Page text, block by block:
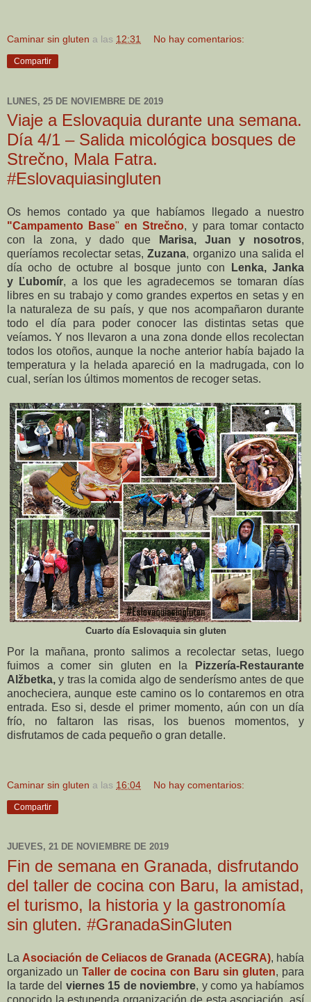
Caminar sin gluten a las 12:31 No hay comentarios:
Compartir
LUNES, 25 DE NOVIEMBRE DE 2019
Viaje a Eslovaquia durante una semana.
Día 4/1 – Salida micológica bosques de
Strečno, Mala Fatra.
#Eslovaquiasingluten
Os hemos contado ya que habíamos llegado a nuestro
"Campamento Base"en Strečno, y para tomar contacto
con la zona, y dado que
Marisa, Juan y nosotros,
queríamos recolectar setas,Zuzana, organizo una salida el
día ocho de octubre al bosque junto con
Lenka, Janka
y Ľubomír, a los que les agradecemos se tomaran días
libres en su trabajo y como grandes expertos en setas y en
la naturaleza de su país, y que nos acompañaron durante
todo el día para poder conocer las distintas setas que
veíamos.Y nos llevaron a una zona donde ellos recolectan
todos los otoños, aunque la noche anterior había bajado la
temperatura y la helada apareció en la madrugada, con lo
cual, serían los últimos momentos de recoger setas.
Cuarto día Eslovaquia sin gluten
Por la mañana, pronto salimos a recolectar setas, luego
fuimos a comer sin gluten en la
Pizzería-Restaurante
Alžbetka,y tras la comida algo de senderísmo antes de que
anocheciera, aunque este camino os lo contaremos en otra
entrada. Eso si, desde el primer momento, aún con un día
frío, no faltaron las risas, los buenos momentos, y
disfrutamos de cada pequeño o gran detalle.
Caminar sin gluten a las 16:04 No hay comentarios:
Compartir
JUEVES, 21 DE NOVIEMBRE DE 2019
Fin de semana en Granada, disfrutando
del taller de cocina con Baru, la amistad,
el turismo, la historia y la gastronomía
sin gluten. #GranadaSinGluten
La Asociación de Celiacos de Granada (ACEGRA), había
organizado unTaller de cocina con Baru sin gluten, para
la tarde del viernes 15 de noviembre, y como ya habíamos
conocido la estupenda organización de esta asociación, así